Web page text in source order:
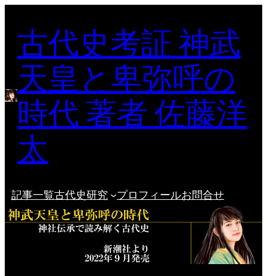
ッ
古代史考証 神武
天皇と卑弥呼の
時代 著者 佐藤洋
太
記事一覧古代史研究 プロフィールお問合せ